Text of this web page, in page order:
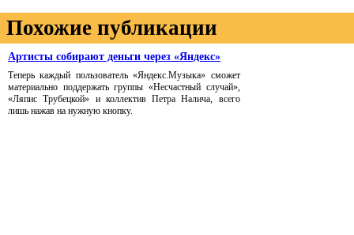
Похожие публикации
Артисты собирают деньги через «Яндекс»
Теперь каждый пользователь «Яндекс.Музыка» сможет
материально поддержать группы «Несчастный случай»,
«Ляпис Трубецкой» и коллектив Петра Налича, всего
лишь нажав на нужную кнопку.